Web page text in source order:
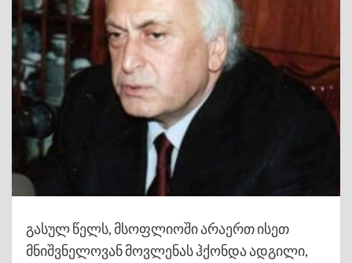
გასულ წელს, მსოფლიოში არაერთ ისეთ
მნიშვნელოვან მოვლენას ჰქონდა ადგილი,